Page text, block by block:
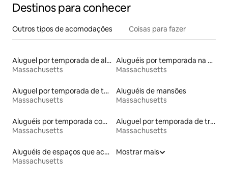
Destinos para conhecer
Outros tipos de acomodações Coisas para fazer
Aluguel por temporada de alojamentos ecológicos
Massachusetts
Aluguéis por temporada na orla
Massachusetts
Aluguel por temporada de tendas
Massachusetts
Aluguéis de mansões
Massachusetts
Aluguéis por temporada com banheiro para PCD
Massachusetts
Aluguel por temporada de trailers
Massachusetts
Aluguéis de espaços que aceitam animais de estimação
Massachusetts
Mostrar mais